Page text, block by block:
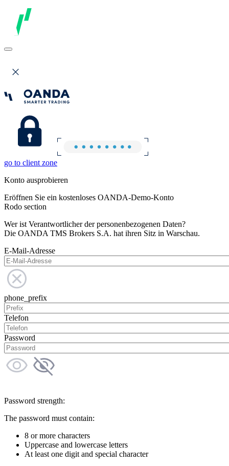
go to client zone
Konto ausprobieren
Eröffnen Sie ein kostenloses OANDA-Demo-Konto
Rodo section
Wer ist Verantwortlicher der personenbezogenen Daten?
Die OANDA TMS Brokers S.A. hat ihren Sitz in Warschau.
E-Mail-Adresse
phone_prefix
Telefon
Password
Password strength:
The password must contain:
8 or more characters
Uppercase and lowercase letters
At least one digit and special character